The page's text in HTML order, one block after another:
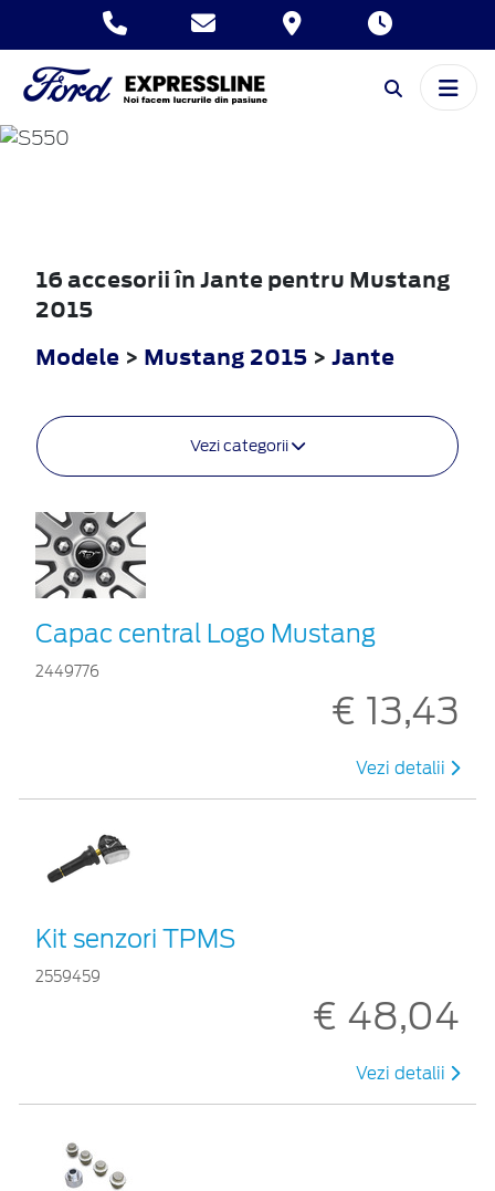
MUSTANG
16 accesorii în Jante pentru Mustang
2015
Modele > Mustang 2015 > Jante
Vezi categorii
Capac central Logo Mustang
2449776
€ 13,43
Vezi detalii
Kit senzori TPMS
2559459
€ 48,04
Vezi detalii